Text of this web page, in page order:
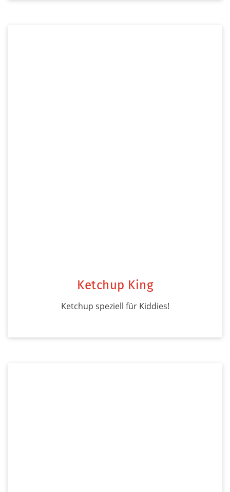
Ketchup King
Ketchup speziell für Kiddies!